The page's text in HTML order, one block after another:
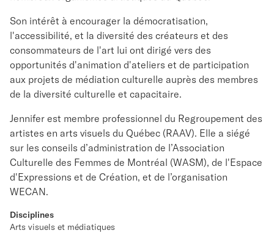
Son intérêt à encourager la démocratisation,
l'accessibilité, et la diversité des créateurs et des
consommateurs de l'art lui ont dirigé vers des
opportunités d'animation d'ateliers et de participation
aux projets de médiation culturelle auprès des membres
de la diversité culturelle et capacitaire.
Jennifer est membre professionnel du Regroupement des
artistes en arts visuels du Québec (RAAV). Elle a siégé
sur les conseils d’administration de l’Association
Culturelle des Femmes de Montréal (WASM), de l'Espace
d'Expressions et de Création, et de l’organisation
WECAN.
Disciplines
Arts visuels et médiatiques